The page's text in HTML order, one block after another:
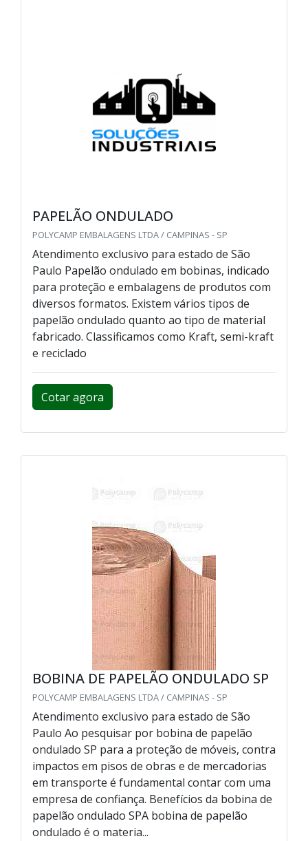
PAPELÃO ONDULADO
POLYCAMP EMBALAGENS LTDA / CAMPINAS - SP
Atendimento exclusivo para estado de São
Paulo Papelão ondulado em bobinas, indicado
para proteção e embalagens de produtos com
diversos formatos. Existem vários tipos de
papelão ondulado quanto ao tipo de material
fabricado. Classificamos como Kraft, semi-kraft
e reciclado
Cotar agora
BOBINA DE PAPELÃO ONDULADO SP
POLYCAMP EMBALAGENS LTDA / CAMPINAS - SP
Atendimento exclusivo para estado de São
Paulo Ao pesquisar por bobina de papelão
ondulado SP para a proteção de móveis, contra
impactos em pisos de obras e de mercadorias
em transporte é fundamental contar com uma
empresa de confiança. Benefícios da bobina de
papelão ondulado SPA bobina de papelão
ondulado é o materia...